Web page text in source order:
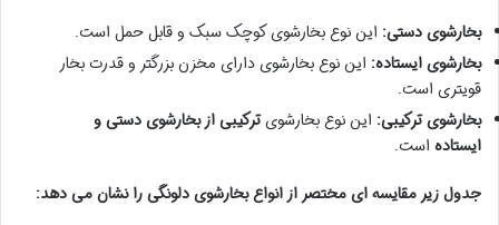
بخارشوی دستی: این نوع بخارشوی کوچک سبک و قابل حمل است.
بخارشوی ایستاده: این نوع بخارشوی دارای مخزن بزرگتر و قدرت بخار
قویتری است.
بخارشوی ترکیبی: این نوع بخارشویترکیبی از بخارشوی دستی و
ایستاده است.
جدول زیر مقایسه ای مختصر از انواع بخارشوی دلونگی را نشان می دهد: